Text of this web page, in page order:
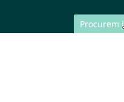
Procurem